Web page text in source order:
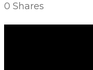
0 Shares